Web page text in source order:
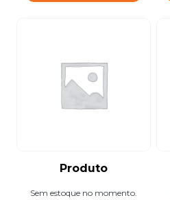
Produto
Sem estoque no momento.